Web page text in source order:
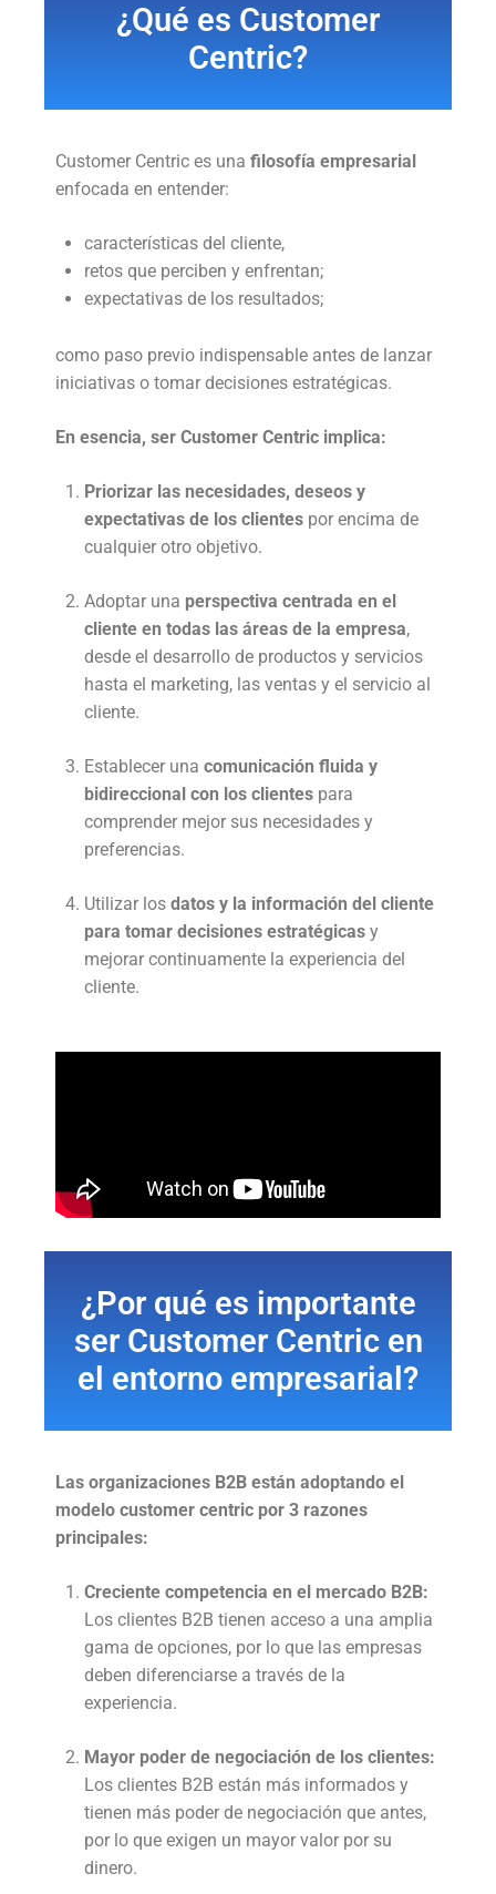
¿Qué es Customer
Centric?
Customer Centric es una filosofía empresarial
enfocada en entender:
características del cliente,
retos que perciben y enfrentan;
expectativas de los resultados;
como paso previo indispensable antes de lanzar
iniciativas o tomar decisiones estratégicas.
En esencia, ser Customer Centric implica:
Priorizar las necesidades, deseos y
expectativas de los clientespor encima de
cualquier otro objetivo.
Adoptar una perspectiva centrada en el
cliente en todas las áreas de la empresa,
desde el desarrollo de productos y servicios
hasta el marketing, las ventas y el servicio al
cliente.
Establecer una comunicación fluida y
bidireccional con los clientespara
comprender mejor sus necesidades y
preferencias.
Utilizar losdatos y la información del cliente
para tomar decisiones estratégicasy
mejorar continuamente la experiencia del
cliente.
¿Por qué es importante
ser Customer Centric en
el entorno empresarial?
Las organizaciones B2B están adoptando el
modelo customer centric por 3 razones
principales:
Creciente competencia en el mercado B2B:
Los clientes B2B tienen acceso a una amplia
gama de opciones, por lo que las empresas
deben diferenciarse a través de la
experiencia.
Mayor poder de negociación de los clientes:
Los clientes B2B están más informados y
tienen más poder de negociación que antes,
por lo que exigen un mayor valor por su
dinero.